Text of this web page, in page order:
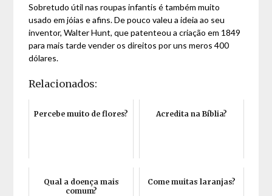
Sobretudo útil nas roupas infantis é também muito
usado em jóias e afins. De pouco valeu a ideia ao seu
inventor, Walter Hunt, que patenteou a criação em 1849
para mais tarde vender os direitos por uns meros 400
dólares.
Relacionados:
Percebe muito de flores? Acredita na Bíblia?
Qual a doença mais
comum?
Come muitas laranjas?